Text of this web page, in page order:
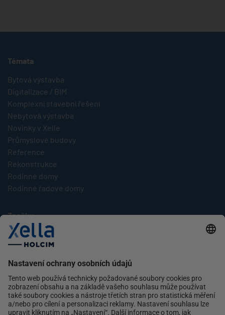
Témata
Bytová výstavba
Digitalizace / BIM
Komplexní stavební řešení
Nebytová výstavba
Novinky v Xelle
Průmyslové budovy
Reference
Rekonstrukce
Rodinné domy
Rodinné řadové domy
Značky
Multipor
Silka
Xella
Kontakt